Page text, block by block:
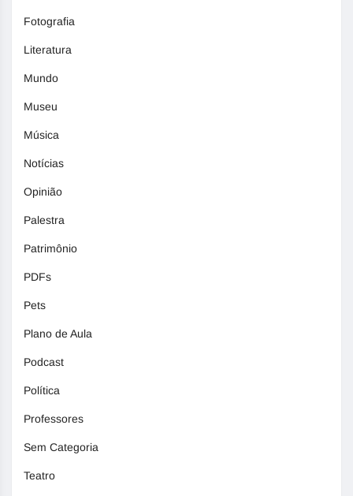
Fotografia
Literatura
Mundo
Museu
Música
Notícias
Opinião
Palestra
Patrimônio
PDFs
Pets
Plano de Aula
Podcast
Política
Professores
Sem Categoria
Teatro